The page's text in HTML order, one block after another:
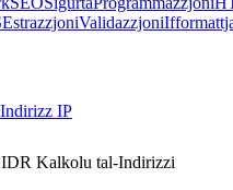
EstrazzjoniValidazzjoni
Indirizz IP
Kalkolu tal-Indirizzi